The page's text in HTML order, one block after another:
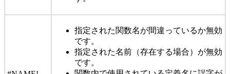
指定された関数名が間違っているか無効
です。
指定された名前（存在する場合）が無効
です。